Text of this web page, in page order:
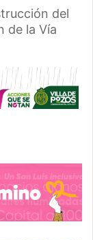
del
de la Vía